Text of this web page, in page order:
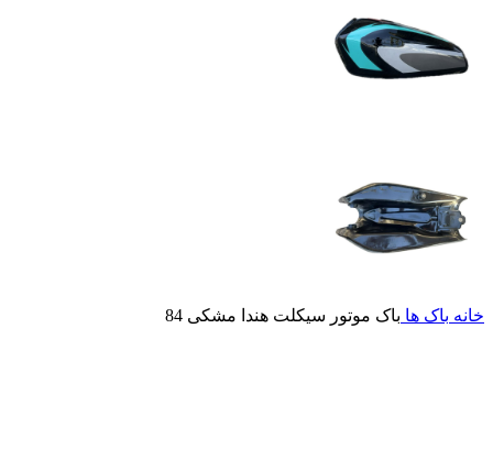
خانه باک ها باک موتور سیکلت هندا مشکی 84